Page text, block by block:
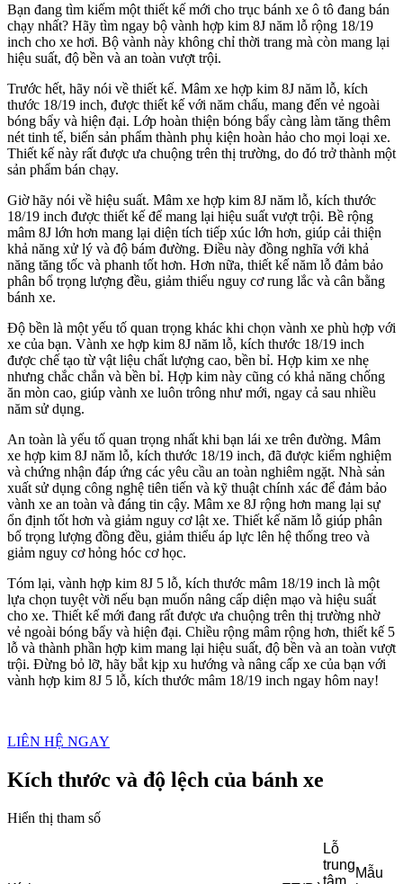
Bạn đang tìm kiếm một thiết kế mới cho trục bánh xe ô tô đang bán
chạy nhất? Hãy tìm ngay bộ vành hợp kim 8J năm lỗ rộng 18/19
inch cho xe hơi. Bộ vành này không chỉ thời trang mà còn mang lại
hiệu suất, độ bền và an toàn vượt trội.
Trước hết, hãy nói về thiết kế. Mâm xe hợp kim 8J năm lỗ, kích
thước 18/19 inch, được thiết kế với năm chấu, mang đến vẻ ngoài
bóng bẩy và hiện đại. Lớp hoàn thiện bóng bẩy càng làm tăng thêm
nét tinh tế, biến sản phẩm thành phụ kiện hoàn hảo cho mọi loại xe.
Thiết kế này rất được ưa chuộng trên thị trường, do đó trở thành một
sản phẩm bán chạy.
Giờ hãy nói về hiệu suất. Mâm xe hợp kim 8J năm lỗ, kích thước
18/19 inch được thiết kế để mang lại hiệu suất vượt trội. Bề rộng
mâm 8J lớn hơn mang lại diện tích tiếp xúc lớn hơn, giúp cải thiện
khả năng xử lý và độ bám đường. Điều này đồng nghĩa với khả
năng tăng tốc và phanh tốt hơn. Hơn nữa, thiết kế năm lỗ đảm bảo
phân bổ trọng lượng đều, giảm thiểu nguy cơ rung lắc và cân bằng
bánh xe.
Độ bền là một yếu tố quan trọng khác khi chọn vành xe phù hợp với
xe của bạn. Vành xe hợp kim 8J năm lỗ, kích thước 18/19 inch
được chế tạo từ vật liệu chất lượng cao, bền bỉ. Hợp kim xe nhẹ
nhưng chắc chắn và bền bỉ. Hợp kim này cũng có khả năng chống
ăn mòn cao, giúp vành xe luôn trông như mới, ngay cả sau nhiều
năm sử dụng.
An toàn là yếu tố quan trọng nhất khi bạn lái xe trên đường. Mâm
xe hợp kim 8J năm lỗ, kích thước 18/19 inch, đã được kiểm nghiệm
và chứng nhận đáp ứng các yêu cầu an toàn nghiêm ngặt. Nhà sản
xuất sử dụng công nghệ tiên tiến và kỹ thuật chính xác để đảm bảo
vành xe an toàn và đáng tin cậy. Mâm xe 8J rộng hơn mang lại sự
ổn định tốt hơn và giảm nguy cơ lật xe. Thiết kế năm lỗ giúp phân
bổ trọng lượng đồng đều, giảm thiểu áp lực lên hệ thống treo và
giảm nguy cơ hỏng hóc cơ học.
Tóm lại, vành hợp kim 8J 5 lỗ, kích thước mâm 18/19 inch là một
lựa chọn tuyệt vời nếu bạn muốn nâng cấp diện mạo và hiệu suất
cho xe. Thiết kế mới đang rất được ưa chuộng trên thị trường nhờ
vẻ ngoài bóng bẩy và hiện đại. Chiều rộng mâm rộng hơn, thiết kế 5
lỗ và thành phần hợp kim mang lại hiệu suất, độ bền và an toàn vượt
trội. Đừng bỏ lỡ, hãy bắt kịp xu hướng và nâng cấp xe của bạn với
vành hợp kim 8J 5 lỗ, kích thước mâm 18/19 inch ngay hôm nay!
LIÊN HỆ NGAY
Kích thước và độ lệch của bánh xe
Hiển thị tham số
Lỗ
trung
tâm
Mẫu